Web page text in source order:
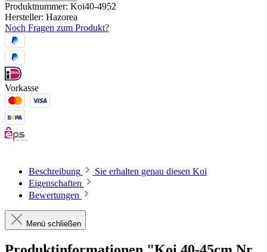
Produktnummer: Koi40-4952
Hersteller: Hazorea
Noch Fragen zum Produkt?
Vorkasse
Beschreibung
Sie erhalten genau diesen Koi
Eigenschaften
Bewertungen
Menü schließen